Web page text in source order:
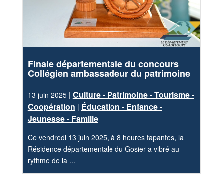
Finale départementale du concours
Collégien ambassadeur du patrimoine
13 juin 2025 | Culture - Patrimoine - Tourisme -
Coopération | Éducation - Enfance -
Jeunesse - Famille
Ce vendredi 13 juin 2025, à 8 heures tapantes, la
Résidence départementale du Gosier a vibré au
rythme de la ...